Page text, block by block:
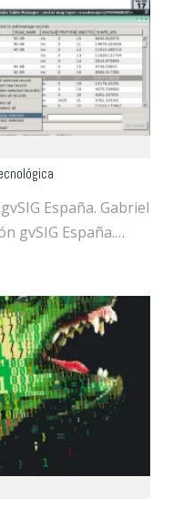
España. Gabriel
gvSIG España.…